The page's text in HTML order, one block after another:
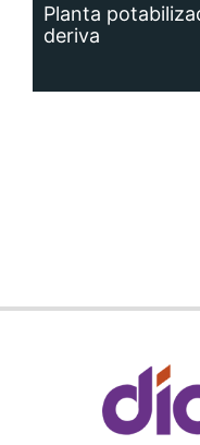
Planta
deriva